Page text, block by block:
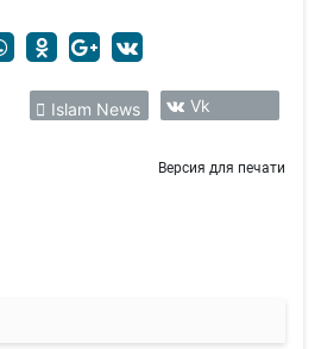
Islam News Vk
Версия для печати